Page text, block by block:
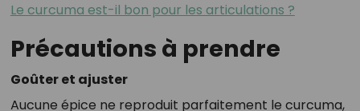
Le curcuma est-il bon pour les articulations ?
Précautions à prendre
Goûter et ajuster
Aucune épice ne reproduit parfaitement le curcuma,